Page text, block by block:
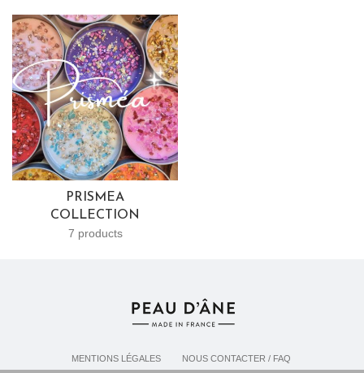
PRISMEA
COLLECTION
7 products
MENTIONS LÉGALES
NOUS CONTACTER / FAQ